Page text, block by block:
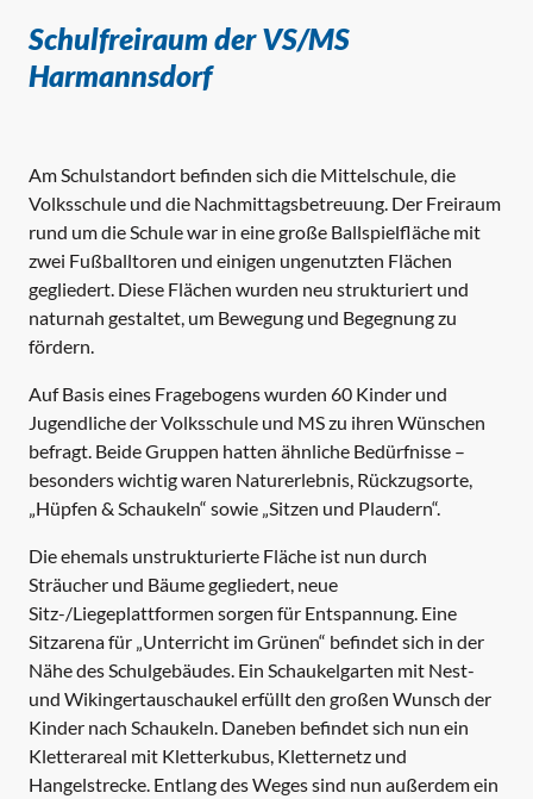
Schulfreiraum der VS/MS
Harmannsdorf
Am Schulstandort befinden sich die Mittelschule, die
Volksschule und die Nachmittagsbetreuung. Der Freiraum
rund um die Schule war in eine große Ballspielfläche mit
zwei Fußballtoren und einigen ungenutzten Flächen
gegliedert. Diese Flächen wurden neu strukturiert und
naturnah gestaltet, um Bewegung und Begegnung zu
fördern.
Auf Basis eines Fragebogens wurden 60 Kinder und
Jugendliche der Volksschule und MS zu ihren Wünschen
befragt. Beide Gruppen hatten ähnliche Bedürfnisse –
besonders wichtig waren Naturerlebnis, Rückzugsorte,
„Hüpfen & Schaukeln“ sowie „Sitzen und Plaudern“.
Die ehemals unstrukturierte Fläche ist nun durch
Sträucher und Bäume gegliedert, neue
Sitz-/Liegeplattformen sorgen für Entspannung. Eine
Sitzarena für „Unterricht im Grünen“ befindet sich in der
Nähe des Schulgebäudes. Ein Schaukelgarten mit Nest-
und Wikingertauschaukel erfüllt den großen Wunsch der
Kinder nach Schaukeln. Daneben befindet sich nun ein
Kletterareal mit Kletterkubus, Kletternetz und
Hangelstrecke. Entlang des Weges sind nun außerdem ein